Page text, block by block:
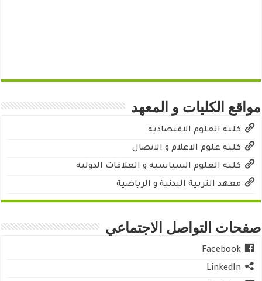
مواقع الكليات و المعهد
كلية العلوم الاقتصادية
كلية علوم الاعلام و الاتصال
كلية العلوم السياسية و العلاقات الدولية
معهد التربية البدنية و الرياضية
صفحات التواصل الاجتماعي
Facebook
LinkedIn